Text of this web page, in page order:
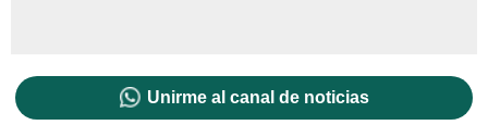
Unirme al canal de noticias